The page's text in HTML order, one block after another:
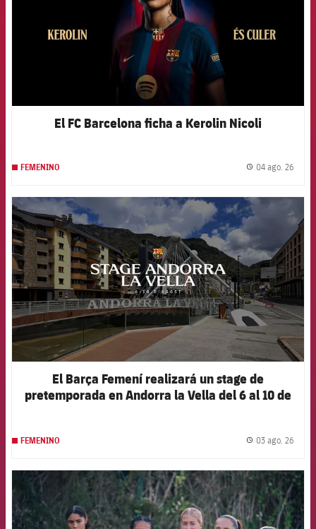
El FC Barcelona ficha a Kerolin Nicoli
FEMENINO 04 ago. 26
FCB Barcelona badge
El Barça Femení realizará un stage de
pretemporada en Andorra la Vella del 6 al 10 de
FEMENINO 03 ago. 26
FCB Barcelona badge